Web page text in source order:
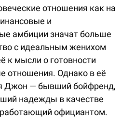
отношения как на
и
амбиции значат больше
с идеальным женихом
к мысли о готовности
отношения. Однако в её
Джон — бывший бойфренд,
надежды в качестве
работающий официантом.